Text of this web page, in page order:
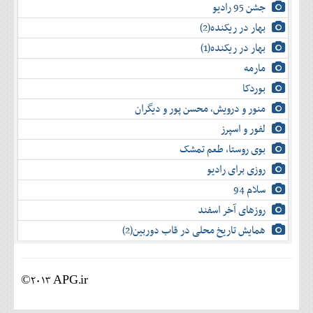
جشن 95 رادیو
بهار در ریکنده(2)
بهار در ریکنده(1)
مارمه
بوردکا
منور و درویش، محسن پور و دیگران
لفور و اسپرز
بوی روستا، طعم تمشک
روزی برای رادیو
سلام 94
روزهای آخر اسفند
همایش تاریخ محلی در قاب دوربین(2)
©2013 APG.ir